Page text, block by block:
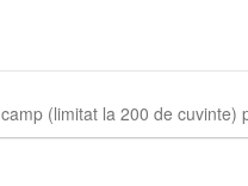
(limitat la 200 de cuvinte)